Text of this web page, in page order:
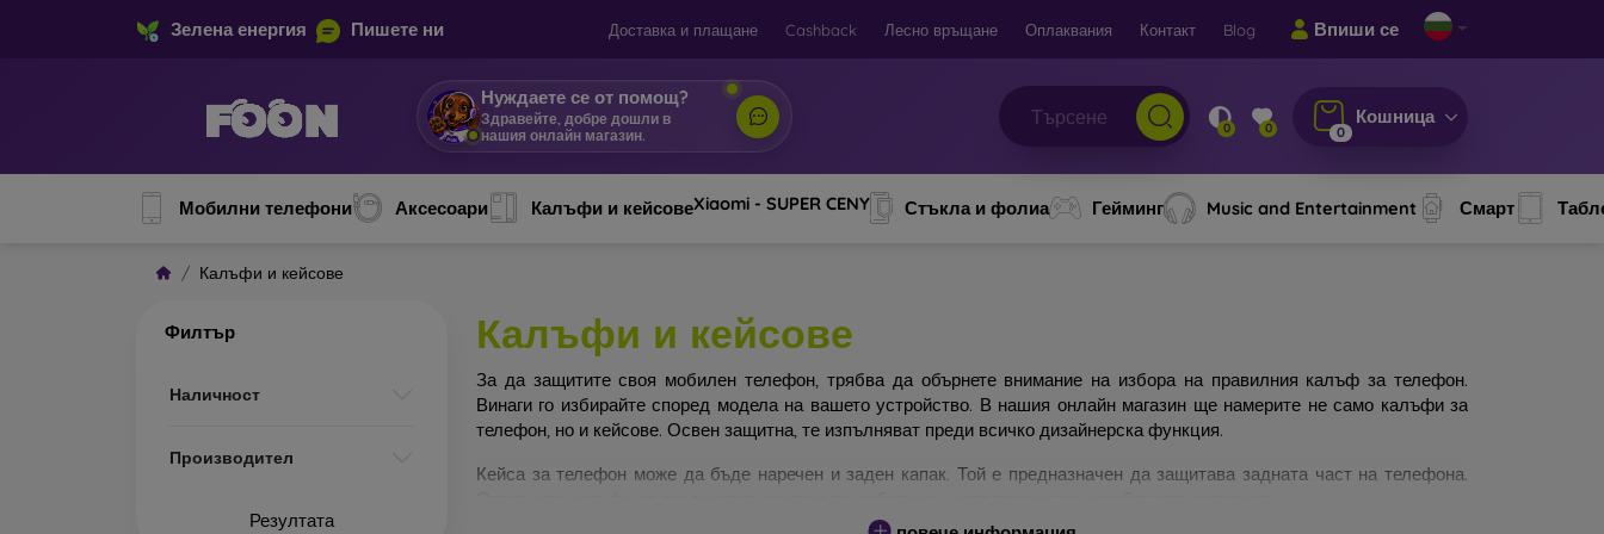
Зелена енергия Пишете ни Доставка и плащане Cashback Лесно връщане Оплаквания Контакт Blog Впиши се
Нуждаете се от помощ?
Здравейте, добре дошли в
нашия онлайн магазин.
0 0 0
Кошница
Мобилни телефони Аксесоари Калъфи и кейсовеXiaomi - SUPER CENY Стъкла и фолиа Гейминг Music and Entertainment Смарт
Калъфи и кейсове
Филтър
Наличност
Производител
Резултата
Калъфи и кейсове
За да защитите своя мобилен телефон, трябва да обърнете внимание на избора на правилния калъф за телефон.
Винаги го избирайте според модела на вашето устройство. В нашия онлайн магазин ще намерите не само калъфи за
телефон, но и кейсове. Освен защитна, те изпълняват преди всичко дизайнерска функция.
Кейса за телефон може да бъде наречен и заден капак. Той е предназначен да защитава задната част на телефона.